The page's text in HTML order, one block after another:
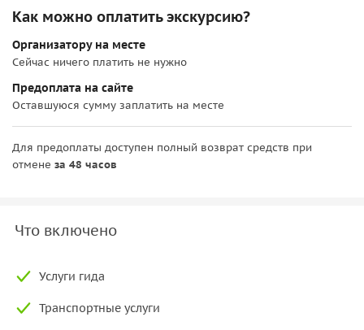
Как можно оплатить экскурсию?
Организатору на месте
Сейчас ничего платить не нужно
Предоплата на сайте
Оставшуюся сумму заплатить на месте
Для предоплаты доступен полный возврат средств при
отмене за 48 часов
Что включено
Услуги гида
Транспортные услуги